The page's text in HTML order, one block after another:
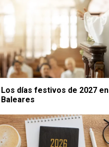
Los días festivos de 2027 en
Baleares